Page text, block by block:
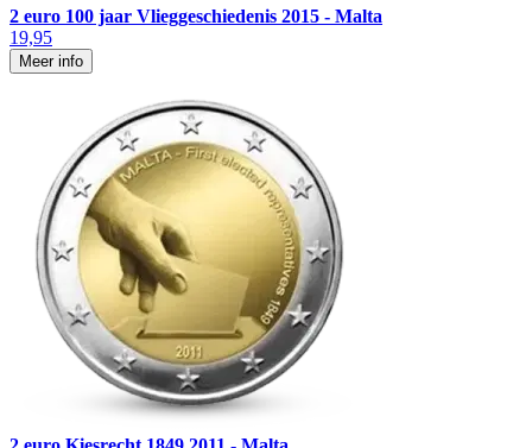
2 euro 100 jaar Vlieggeschiedenis 2015 - Malta
19,95
Meer info